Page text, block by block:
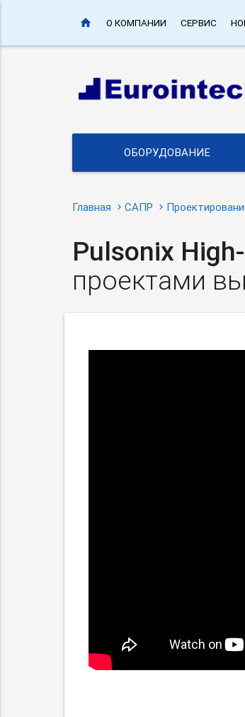
home О КОМПАНИИ СЕРВИС
ОБОРУДОВАНИЕ
Главная САПР
Pulsonix
проектами